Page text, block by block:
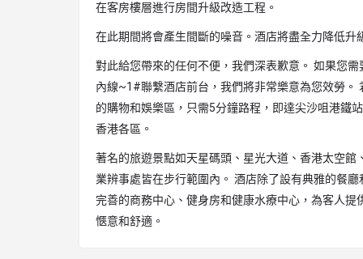
在客房樓層進行房間升級改造工程。
在此期間將會產生間斷的噪音。酒店將盡全力降低升
對此給您帶來的任何不便，我們深表歉意。 如果您
內線~1#聯繫酒店前台，我們將非常樂意為您效勞。
的購物和娛樂區，只需5分鐘路程，即達尖沙咀港鐵
香港各區。
著名的旅遊景點如天星碼頭、星光大道、香港太空館
業辨事處皆在步行範圍內。 酒店除了設有典雅的餐
完善的商務中心、健身房和健康水療中心，為客人提
愜意和舒適。